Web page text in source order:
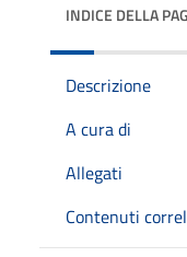
INDICE DELLA
Descrizione
A cura di
Allegati
Contenuti